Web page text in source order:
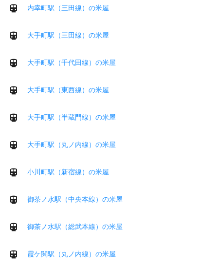
内幸町駅（三田線）の米屋
大手町駅（三田線）の米屋
大手町駅（千代田線）の米屋
大手町駅（東西線）の米屋
大手町駅（半蔵門線）の米屋
大手町駅（丸ノ内線）の米屋
小川町駅（新宿線）の米屋
御茶ノ水駅（中央本線）の米屋
御茶ノ水駅（総武本線）の米屋
霞ケ関駅（丸ノ内線）の米屋